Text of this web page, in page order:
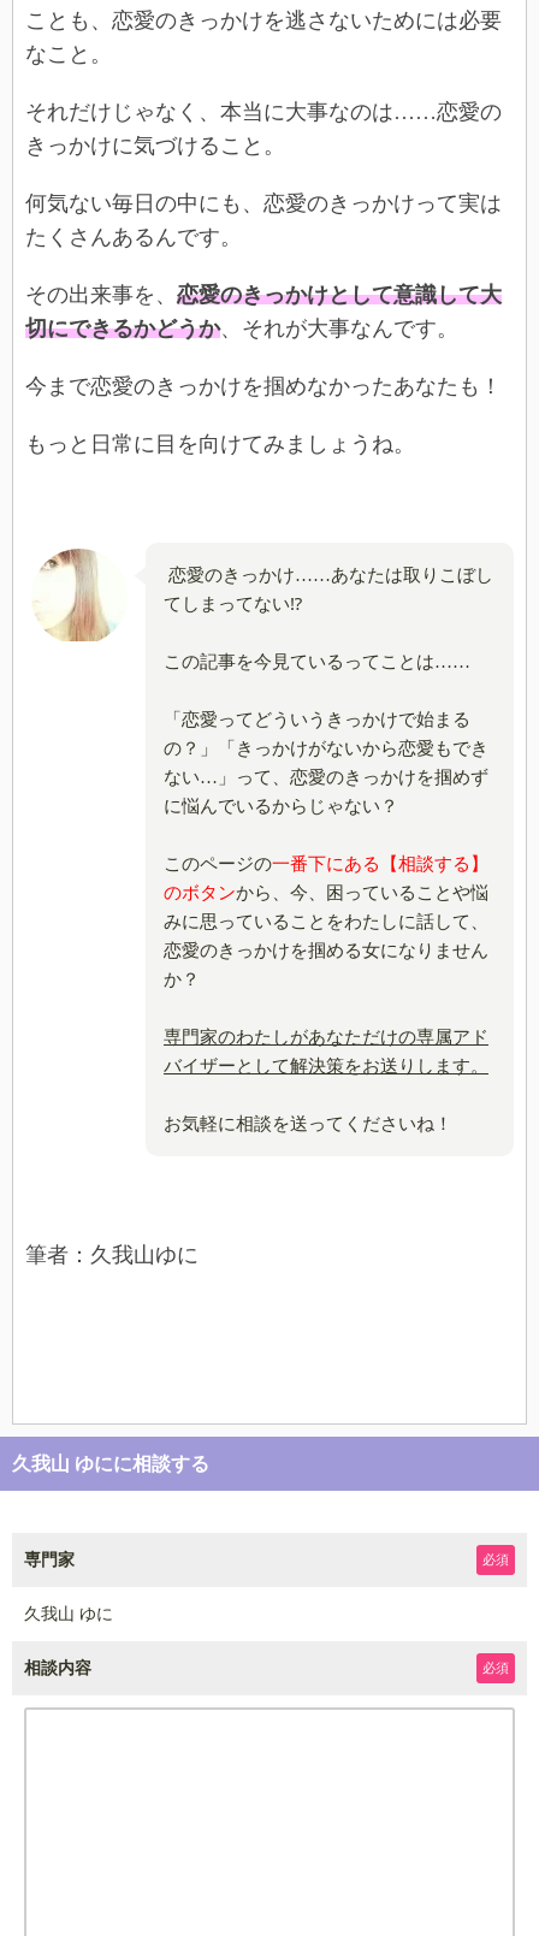
ことも、恋愛のきっかけを逃さないためには必要
なこと。
それだけじゃなく、本当に大事なのは……恋愛の
きっかけに気づけること。
何気ない毎日の中にも、恋愛のきっかけって実は
たくさんあるんです。
その出来事を、 恋愛のきっかけとして意識して大
切にできるかどうか、それが大事なんです。
今まで恋愛のきっかけを掴めなかったあなたも！
もっと日常に目を向けてみましょうね。
恋愛のきっかけ……あなたは取りこぼし
てしまってない⁉
この記事を今見ているってことは……
「恋愛ってどういうきっかけで始まる
の？」「きっかけがないから恋愛もでき
ない…」って、恋愛のきっかけを掴めず
に悩んでいるからじゃない？
このページの一番下にある【相談する】
のボタンから、今、困っていることや悩
みに思っていることをわたしに話して、
恋愛のきっかけを掴める女になりません
か？
専門家のわたしがあなただけの専属アド
バイザーとして解決策をお送りします。
お気軽に相談を送ってくださいね！
筆者：久我山ゆに
久我山 ゆにに相談する
専門家 必須
久我山 ゆに
相談内容 必須